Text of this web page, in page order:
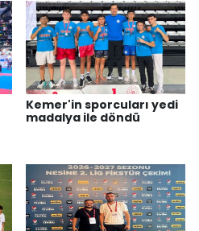
Kemer'in sporcuları yedi
madalya ile döndü